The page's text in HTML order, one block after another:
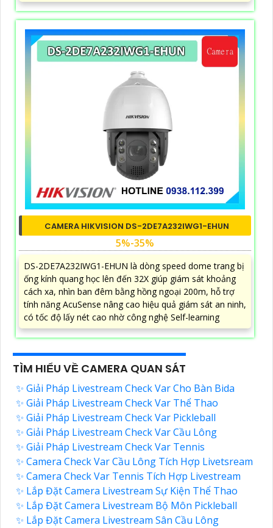
CAMERA HIKVISION DS-2DE7A232IWG1-EHUN
5%-35%
DS-2DE7A232IWG1-EHUN là dòng speed dome trang bị
ống kính quang học lên đến 32X giúp giám sát khoảng
cách xa, nhìn ban đêm bằng hồng ngoại 200m, hỗ trợ
tính năng AcuSense nâng cao hiệu quả giám sát an ninh,
có tốc độ lấy nét cao nhờ công nghệ Self-learning
TÌM HIỂU VỀ CAMERA QUAN SÁT
✨ Giải Pháp Livestream Check Var Cho Bàn Bida
✨ Giải Pháp Livestream Check Var Thể Thao
✨ Giải Pháp Livestream Check Var Pickleball
✨ Giải Pháp Livestream Check Var Cầu Lông
✨ Giải Pháp Livestream Check Var Tennis
✨ Camera Check Var Cầu Lông Tích Hợp Livetsream
✨ Camera Check Var Tennis Tích Hợp Livestream
✨ Lắp Đặt Camera Livestream Sự Kiện Thể Thao
✨ Lắp Đặt Camera Livestream Bộ Môn Pickleball
✨ Lắp Đặt Camera Livestream Sân Cầu Lông